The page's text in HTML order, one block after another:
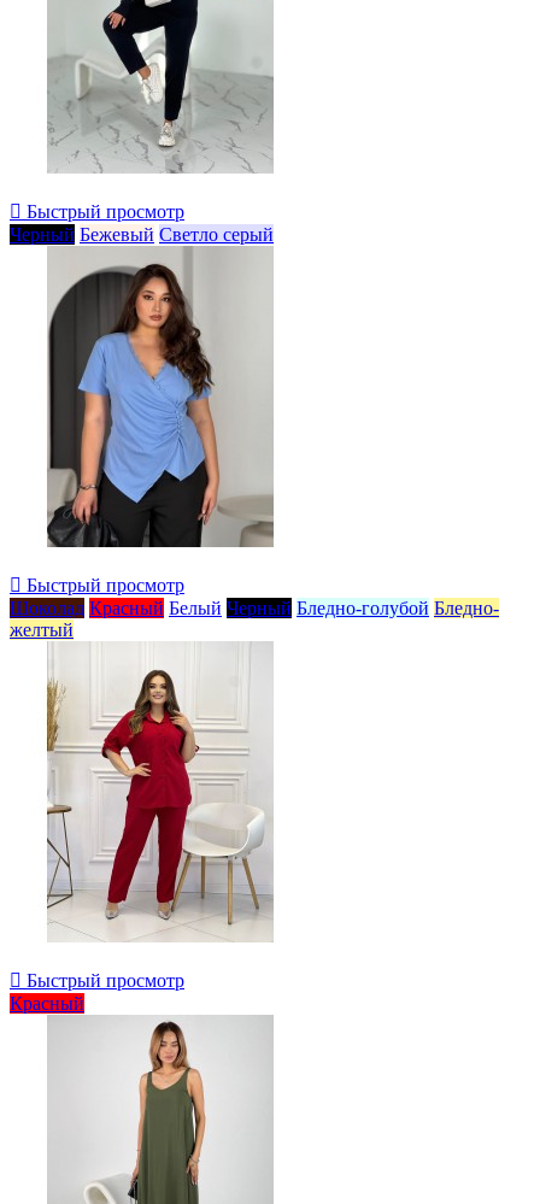
 Быстрый просмотр
Черный Бежевый Светло серый
 Быстрый просмотр
Шоколад Красный Белый Черный Бледно-голубой Бледно-
желтый
 Быстрый просмотр
Красный